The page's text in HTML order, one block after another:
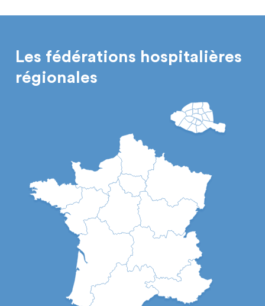
Les fédérations hospitalières
régionales